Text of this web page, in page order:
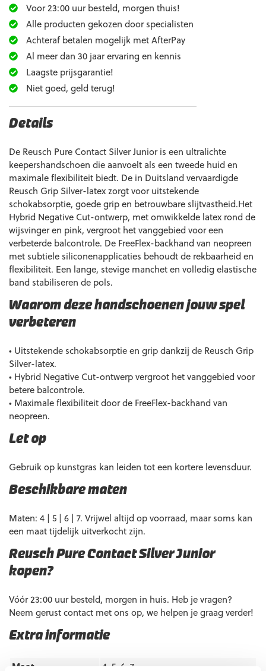
Voor 23:00 uur besteld, morgen thuis!
Alle producten gekozen door specialisten
Achteraf betalen mogelijk met AfterPay
Al meer dan 30 jaar ervaring en kennis
Laagste prijsgarantie!
Niet goed, geld terug!
Extra informatie
Maat 4, 5, 6, 7
Details
De Reusch Pure Contact Silver Junior is een ultralichte
keepershandschoen die aanvoelt als een tweede huid en
maximale flexibiliteit biedt. De in Duitsland vervaardigde
Reusch Grip Silver-latex zorgt voor uitstekende
schokabsorptie, goede grip en betrouwbare slijtvastheid.Het
Hybrid Negative Cut-ontwerp, met omwikkelde latex rond de
wijsvinger en pink, vergroot het vanggebied voor een
verbeterde balcontrole. De FreeFlex-backhand van neopreen
met subtiele siliconenapplicaties behoudt de rekbaarheid en
flexibiliteit. Een lange, stevige manchet en volledig elastische
band stabiliseren de pols.
Waarom deze handschoenen jouw spel
verbeteren
• Uitstekende schokabsorptie en grip dankzij de Reusch Grip
Silver-latex.
• Hybrid Negative Cut-ontwerp vergroot het vanggebied voor
betere balcontrole.
• Maximale flexibiliteit door de FreeFlex-backhand van
neopreen.
Let op
Gebruik op kunstgras kan leiden tot een kortere levensduur.
Beschikbare maten
Maten: 4 | 5 | 6 | 7. Vrijwel altijd op voorraad, maar soms kan
een maat tijdelijk uitverkocht zijn.
Reusch Pure Contact Silver Junior
kopen?
Vóór 23:00 uur besteld, morgen in huis. Heb je vragen?
Neem gerust contact met ons op, we helpen je graag verder!